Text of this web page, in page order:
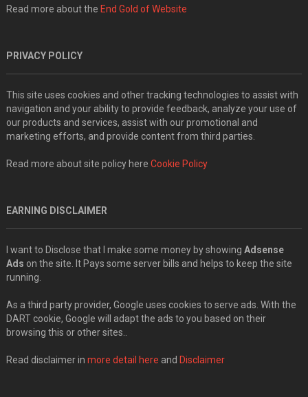
Read more about the End Gold of Website
PRIVACY POLICY
This site uses cookies and other tracking technologies to assist with
navigation and your ability to provide feedback, analyze your use of
our products and services, assist with our promotional and
marketing efforts, and provide content from third parties.
Read more about site policy here Cookie Policy
EARNING DISCLAIMER
I want to Disclose that I make some money by showing Adsense
Ads on the site. It Pays some server bills and helps to keep the site
running.
As a third party provider, Google uses cookies to serve ads. With the
DART cookie, Google will adapt the ads to you based on their
browsing this or other sites..
Read disclaimer in more detail here and Disclaimer